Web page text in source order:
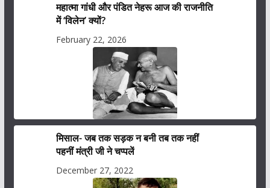
महात्मा गांधी और पंडित नेहरू आज की राजनीति
में ‘विलेन’ क्यों?
February 22, 2026
मिसाल- जब तक सड़क न बनी तब तक नहीं
पहनीं मंत्री जी ने चप्पलें
December 27, 2022